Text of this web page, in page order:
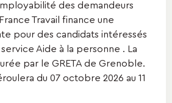
des demandeurs
Travail finance une
pour des candidats intéressés
Aide à la personne . La
par le GRETA de Grenoble.
du 07 octobre 2026 au 11